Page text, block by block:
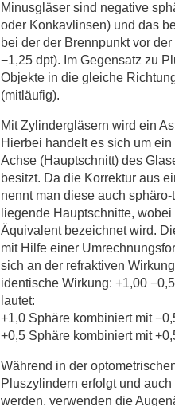
Minusgläser sind negative
oder Konkavlinsen) und das
bei der der Brennpunkt vor
−1,25 dpt). Im Gegensatz zu
Objekte in die gleiche
(mitläufig).
Mit Zylindergläsern wird ein
Hierbei handelt es sich um
Achse (Hauptschnitt) des
besitzt. Da die Korrektur aus
nennt man diese auch
liegende Hauptschnitte,
Äquivalent bezeichnet wird.
mit Hilfe einer
sich an der refraktiven
identische Wirkung: +1,00
lautet:
+1,0 Sphäre kombiniert mit
+0,5 Sphäre kombiniert mit
Während in der
Pluszylindern erfolgt und
werden, verwenden die